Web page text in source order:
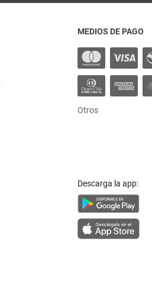
MEDIOS DE PAGO
Otros
Descarga la app: